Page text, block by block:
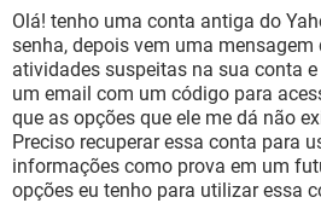
INSTAGRAM
GUIA DE COMPRAS
OUTLOOK
INSTAGRAM
GUIA DE COMPRAS
JOGOS
CELULAR
OUTLOOK
INSTAGRAM
GUIA DE COMPRAS
Olá! tenho uma conta antiga do
senha, depois vem uma mensagem
atividades suspeitas na sua conta
um email com um código para
que as opções que ele me dá não
Preciso recuperar essa conta para
informações como prova em um
opções eu tenho para utilizar essa